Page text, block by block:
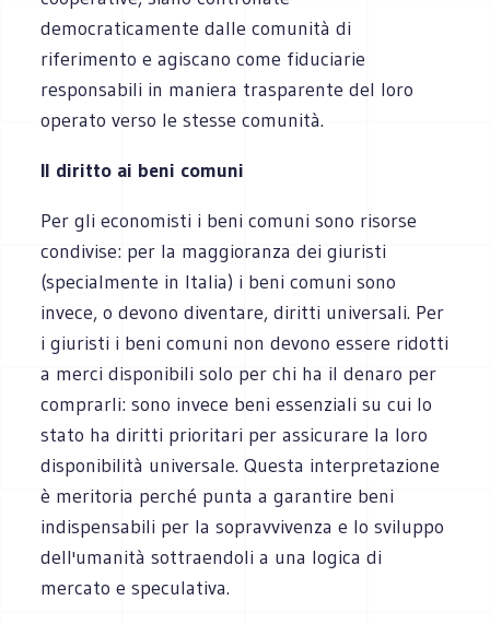
democraticamente dalle comunità di
riferimento e agiscano come fiduciarie
responsabili in maniera trasparente del loro
operato verso le stesse comunità.
Il diritto ai beni comuni
Per gli economisti i beni comuni sono risorse
condivise: per la maggioranza dei giuristi
(specialmente in Italia) i beni comuni sono
invece, o devono diventare, diritti universali. Per
i giuristi i beni comuni non devono essere ridotti
a merci disponibili solo per chi ha il denaro per
comprarli: sono invece beni essenziali su cui lo
stato ha diritti prioritari per assicurare la loro
disponibilità universale. Questa interpretazione
è meritoria perché punta a garantire beni
indispensabili per la sopravvivenza e lo sviluppo
dell'umanità sottraendoli a una logica di
mercato e speculativa.